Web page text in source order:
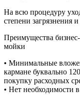
На всю процедуру
степени загрязнения
Преимущества
мойки
• Минимальные
кармане буквально
покупку расходных
• Нет необходимости